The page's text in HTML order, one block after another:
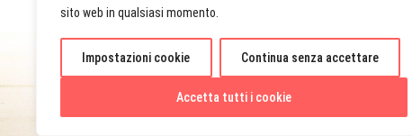
sito web in qualsiasi momento.
Impostazioni cookie Continua senza accettare
Accetta tutti i cookie